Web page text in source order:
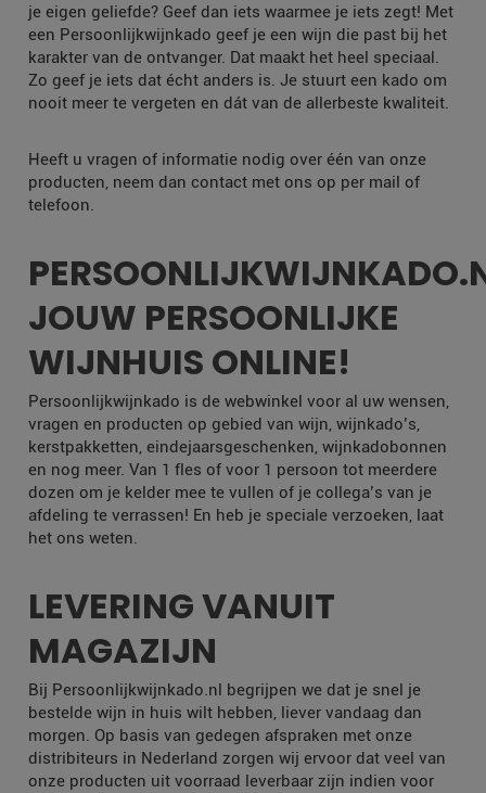
je eigen geliefde? Geef dan iets waarmee je iets zegt! Met
een Persoonlijkwijnkado geef je een wijn die past bij het
karakter van de ontvanger. Dat maakt het heel speciaal.
Zo geef je iets dat écht anders is. Je stuurt een kado om
nooit meer te vergeten en dát van de allerbeste kwaliteit.
Heeft u vragen of informatie nodig over één van onze
producten, neem dan contact met ons op per mail of
telefoon.
JOUW PERSOONLIJKE
WIJNHUIS ONLINE!
Persoonlijkwijnkado is de webwinkel voor al uw wensen,
vragen en producten op gebied van wijn, wijnkado’s,
kerstpakketten, eindejaarsgeschenken, wijnkadobonnen
en nog meer. Van 1 fles of voor 1 persoon tot meerdere
dozen om je kelder mee te vullen of je collega’s van je
afdeling te verrassen! En heb je speciale verzoeken, laat
het ons weten.
LEVERING VANUIT
MAGAZIJN
Bij Persoonlijkwijnkado.nl begrijpen we dat je snel je
bestelde wijn in huis wilt hebben, liever vandaag dan
morgen. Op basis van gedegen afspraken met onze
distribiteurs in Nederland zorgen wij ervoor dat veel van
onze producten uit voorraad leverbaar zijn indien voor